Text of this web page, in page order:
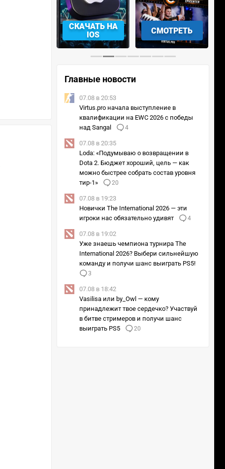
СМОТРЕТЬ УЧАСТВОВАТЬ
Главные новости
07.08 в 20:53
Virtus.pro начала выступление в
квалификации на EWC 2026 с победы
над Sangal
4
07.08 в 20:35
Loda: «Подумываю о возвращении в
Dota 2. Бюджет хороший, цель — как
можно быстрее собрать состав уровня
тир-1»
20
07.08 в 19:23
Новички The International 2026 — эти
игроки нас обязательно удивят
4
07.08 в 19:02
Уже знаешь чемпиона турнира The
International 2026? Выбери сильнейшую
команду и получи шанс выиграть PS5!
3
07.08 в 18:42
Vasilisa или by_Owl — кому
принадлежит твое сердечко? Участвуй
в битве стримеров и получи шанс
выиграть PS5
20